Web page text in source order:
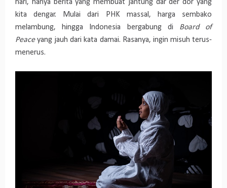
hari, hanya berita yang membuat jantung dar der dor yang
kita dengar. Mulai dari PHK massal, harga sembako
melambung, hingga Indonesia bergabung di Board of
Peaceyang jauh dari kata damai. Rasanya, ingin misuh terus-
menerus.